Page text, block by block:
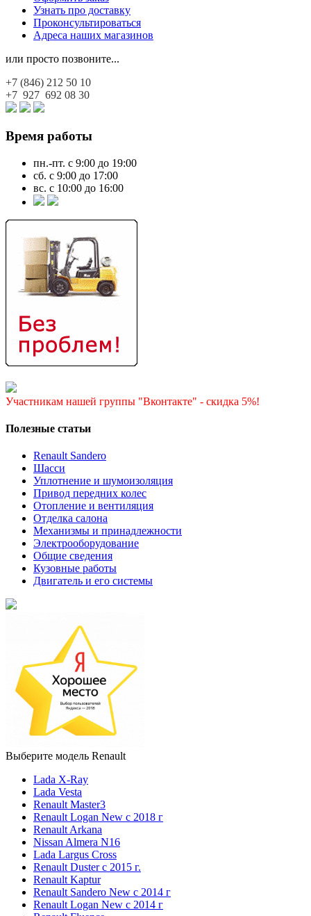
Узнать про доставку
Проконсультироваться
Адреса наших магазинов
или просто позвоните...
+7 (846) 212 50 10
+7 927 692 08 30
Время работы
пн.-пт. с 9:00 до 19:00
сб. с 9:00 до 17:00
вс. с 10:00 до 16:00
Участникам нашей группы "Вконтакте" - скидка 5%!
Полезные статьи
Renault Sandero
Шасси
Уплотнение и шумоизоляция
Привод передних колес
Отопление и вентиляция
Отделка салона
Механизмы и принадлежности
Электрооборудование
Общие сведения
Кузовные работы
Двигатель и его системы
Выберите модель Renault
Lada X-Ray
Lada Vesta
Renault Master3
Renault Logan New с 2018 г
Renault Arkana
Nissan Almera N16
Lada Largus Cross
Renault Duster с 2015 г.
Renault Kaptur
Renault Sandero New с 2014 г
Renault Logan New с 2014 г